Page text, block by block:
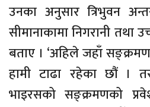
उनका अनुसार त्रिभुवन
सीमानाकामा निगरानी तथा
बताए । ‘अहिले जहाँ
हामी टाढा रहेका छौं ।
भाइरसको सङ्क्रमणको